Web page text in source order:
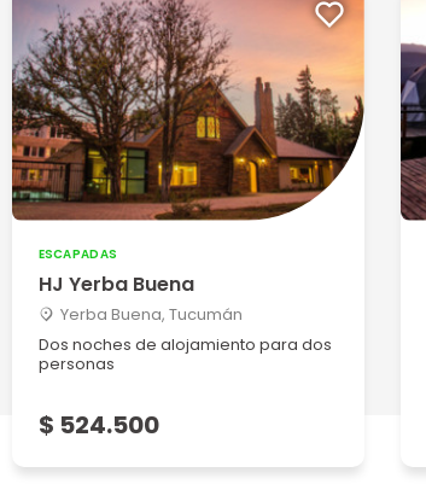
ESCAPADAS
HJ Yerba Buena
Yerba Buena, Tucumán
Dos noches de alojamiento para dos
personas
$ 524.500